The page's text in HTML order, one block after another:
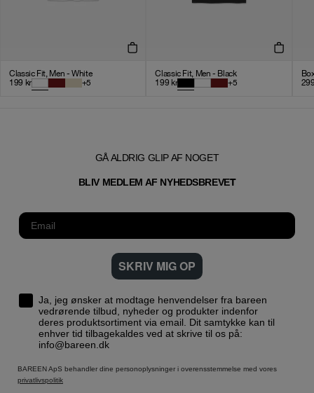
Classic Fit, Men - White
199 kr +5
Classic Fit, Men - Black
199 kr +5
GÅ ALDRIG GLIP AF NOGET
BLIV MEDLEM AF NYHEDSBREVET
SKRIV MIG OP
Ja, jeg ønsker at modtage henvendelser fra bareen
vedrørende tilbud, nyheder og produkter indenfor
deres produktsortiment via email. Dit samtykke kan til
enhver tid tilbagekaldes ved at skrive til os på:
info@bareen.dk
BAREEN ApS behandler dine personoplysninger i overensstemmelse med vores
privatlivspolitik